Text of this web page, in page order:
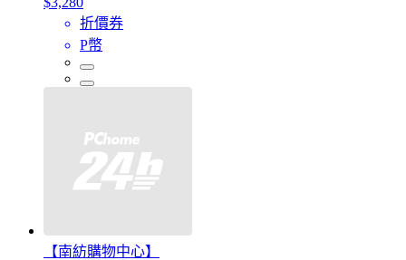
折價券
P幣
【南紡購物中心】